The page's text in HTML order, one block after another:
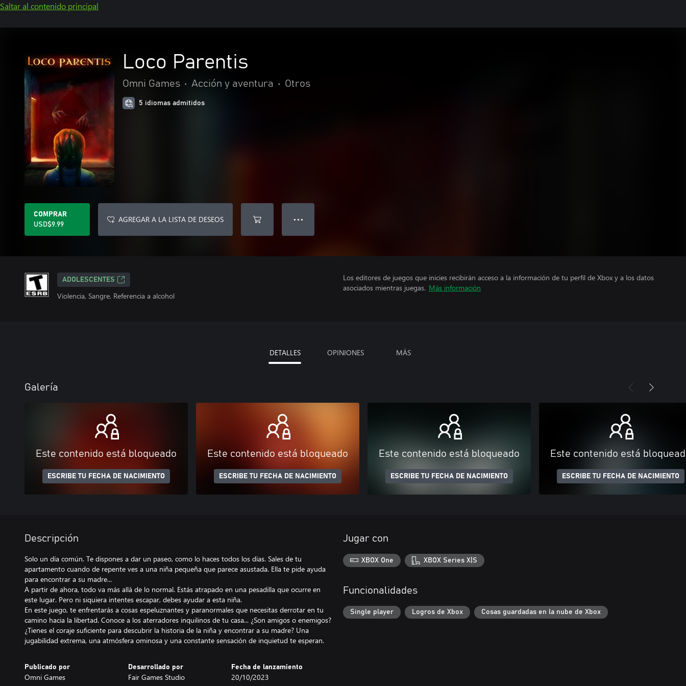
Saltar al contenido principal
Loco Parentis
Omni Games • Acción y aventura • Otros
5 idiomas admitidos
COMPRAR
USD$9.99
AGREGAR A LA LISTA DE DESEOS ● ● ●
ADOLESCENTES
Violencia, Sangre, Referencia a alcohol
Los editores de juegos que inicies recibirán acceso a la información de tu perfil de Xbox y a los datos
asociados mientras juegas. Más información
DETALLES OPINIONES MÁS
Galería
Este contenido está bloqueado
ESCRIBE TU FECHA DE NACIMIENTO
Este contenido está bloqueado
ESCRIBE TU FECHA DE NACIMIENTO
Este contenido está bloqueado
ESCRIBE TU FECHA DE NACIMIENTO
Este contenido está
ESCRIBE TU FECHA DE NACIMIENTO
Descripción
Solo un día común. Te dispones a dar un paseo, como lo haces todos los días. Sales de tu
apartamento cuando de repente ves a una niña pequeña que parece asustada. Ella te pide ayuda
para encontrar a su madre...
A partir de ahora, todo va más allá de lo normal. Estás atrapado en una pesadilla que ocurre en
este lugar. Pero ni siquiera intentes escapar, debes ayudar a esta niña.
En este juego, te enfrentarás a cosas espeluznantes y paranormales que necesitas derrotar en tu
camino hacia la libertad. Conoce a los aterradores inquilinos de tu casa... ¿Son amigos o enemigos?
¿Tienes el coraje suficiente para descubrir la historia de la niña y encontrar a su madre? Una
jugabilidad extrema, una atmósfera ominosa y una constante sensación de inquietud te esperan.
Publicado por
Omni Games
Desarrollado por
Fair Games Studio
Fecha de lanzamiento
20/10/2023
Jugar con
XBOX One XBOX Series X|S
Funcionalidades
Single player Logros de Xbox Cosas guardadas en la nube de Xbox